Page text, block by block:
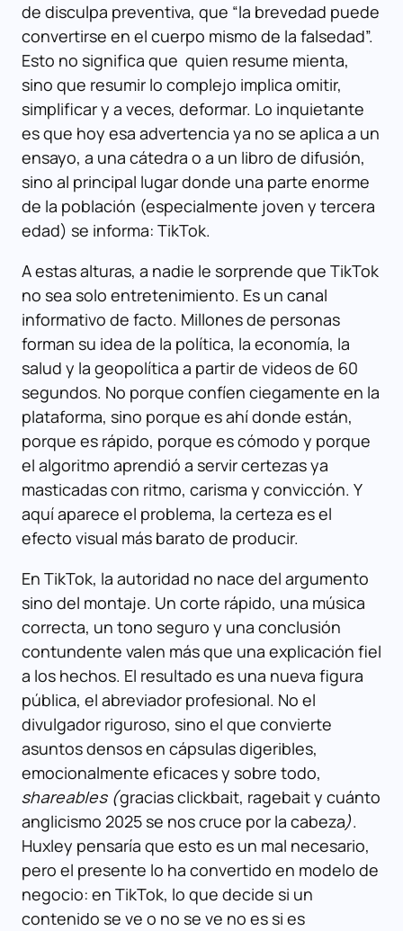
de disculpa preventiva, que “la brevedad puede
convertirse en el cuerpo mismo de la falsedad”.
Esto no significa que quien resume mienta,
sino que resumir lo complejo implica omitir,
simplificar y a veces, deformar. Lo inquietante
es que hoy esa advertencia ya no se aplica a un
ensayo, a una cátedra o a un libro de difusión,
sino al principal lugar donde una parte enorme
de la población (especialmente joven y tercera
edad) se informa: TikTok.
A estas alturas, a nadie le sorprende que TikTok
no sea solo entretenimiento. Es un canal
informativo de facto. Millones de personas
forman su idea de la política, la economía, la
salud y la geopolítica a partir de videos de 60
segundos. No porque confíen ciegamente en la
plataforma, sino porque es ahí donde están,
porque es rápido, porque es cómodo y porque
el algoritmo aprendió a servir certezas ya
masticadas con ritmo, carisma y convicción. Y
aquí aparece el problema, la certeza es el
efecto visual más barato de producir.
En TikTok, la autoridad no nace del argumento
sino del montaje. Un corte rápido, una música
correcta, un tono seguro y una conclusión
contundente valen más que una explicación fiel
a los hechos. El resultado es una nueva figura
pública, el abreviador profesional. No el
divulgador riguroso, sino el que convierte
asuntos densos en cápsulas digeribles,
emocionalmente eficaces y sobre todo,
shareables (gracias clickbait, ragebait y cuánto
anglicismo 2025 se nos cruce por la cabeza).
Huxley pensaría que esto es un mal necesario,
pero el presente lo ha convertido en modelo de
negocio: en TikTok, lo que decide si un
contenido se ve o no se ve no es si es